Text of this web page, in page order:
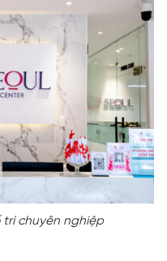
trí chuyên nghiệp